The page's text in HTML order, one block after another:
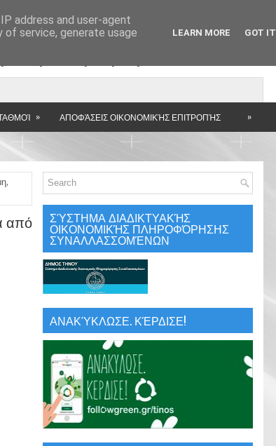
» ΑΠΟΦΆΣΕΙΣ ΟΙΚΟΝΟΜΙΚΉΣ ΕΠΙΤΡΟΠΉΣ »
από
ΣΎΣΤΗΜΑ ΔΙΑΔΙΚΤΥΑΚΉΣ
ΟΙΚΟΝΟΜΙΚΉΣ ΠΛΗΡΟΦΌΡΗΣΗΣ
ΣΥΝΑΛΛΑΣΣΟΜΈΝΩΝ
ΑΝΑΚΎΚΛΩΣΕ. ΚΈΡΔΙΣΕ!
address and user-agent
of service, generate usage
LEARN MORE GOT IT